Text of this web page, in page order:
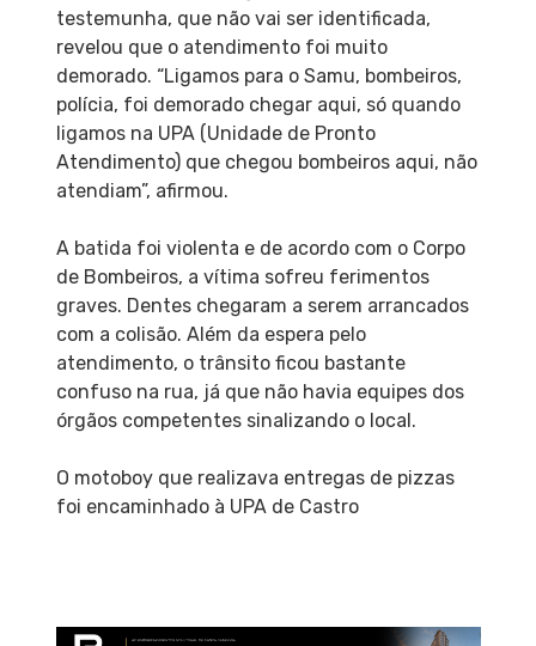
testemunha, que não vai ser identificada,
revelou que o atendimento foi muito
demorado. “Ligamos para o Samu, bombeiros,
polícia, foi demorado chegar aqui, só quando
ligamos na UPA (Unidade de Pronto
Atendimento) que chegou bombeiros aqui, não
atendiam”, afirmou.
A batida foi violenta e de acordo com o Corpo
de Bombeiros, a vítima sofreu ferimentos
graves. Dentes chegaram a serem arrancados
com a colisão. Além da espera pelo
atendimento, o trânsito ficou bastante
confuso na rua, já que não havia equipes dos
órgãos competentes sinalizando o local.
O motoboy que realizava entregas de pizzas
foi encaminhado à UPA de Castro